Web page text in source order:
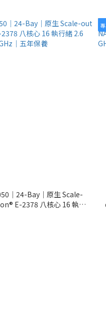
｜24-Bay｜原生 Scale-
E-2378 八核心 16 執行